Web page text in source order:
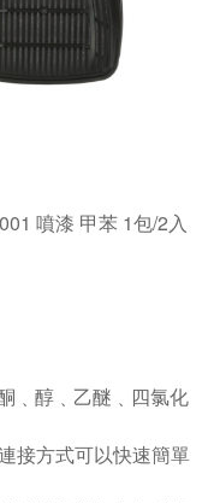
噴漆 甲苯 1包/2入
﹑醇﹑乙醚﹑四氯化
接方式可以快速簡單